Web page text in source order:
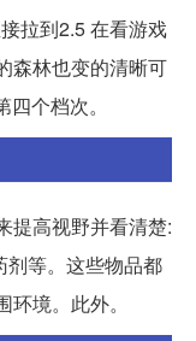
拉到2.5 在看游戏
森林也变的清晰可
个档次。
提高视野并看清楚:
剂等。这些物品都
境。此外。